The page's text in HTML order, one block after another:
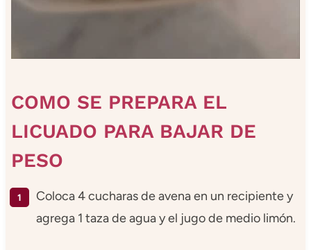
COMO SE PREPARA EL
LICUADO PARA BAJAR DE
PESO
Coloca 4 cucharas de avena en un recipiente y
agrega 1 taza de agua y el jugo de medio limón.